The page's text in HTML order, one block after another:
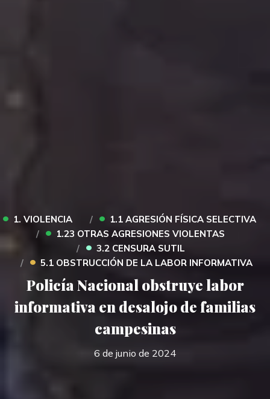
• 1. VIOLENCIA • 1.1 AGRESIÓN FÍSICA SELECTIVA
• 1.23 OTRAS AGRESIONES VIOLENTAS
• 3.2 CENSURA SUTIL
• 5.1 OBSTRUCCIÓN DE LA LABOR INFORMATIVA
Policía Nacional obstruye labor
informativa en desalojo de familias
campesinas
6 de junio de 2024